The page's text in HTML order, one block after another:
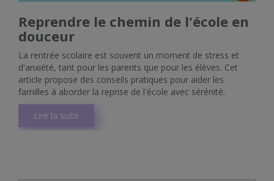
Reprendre le chemin de l'école en
douceur
La rentrée scolaire est souvent un moment de stress et
d'anxiété, tant pour les parents que pour les élèves. Cet
article propose des conseils pratiques pour aider les
familles à aborder la reprise de l'école avec sérénité.
Lire la suite